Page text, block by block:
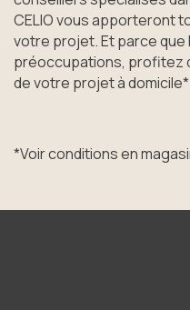
CELIO vous apporteront
votre projet. Et parce
préoccupations, profitez
de votre projet à
*Voir conditions en